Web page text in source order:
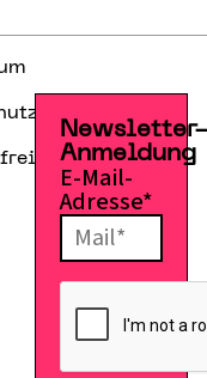
Anmeldung
E-Mail-
Adresse*